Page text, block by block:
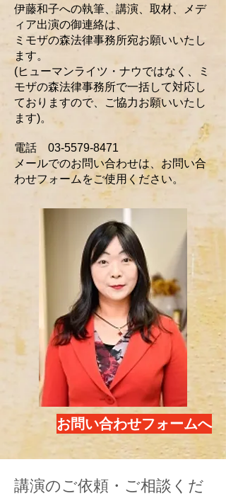
伊藤和子への執筆、講演、取材、メデ
ィア出演の御連絡は、
ミモザの森法律事務所宛お願いいたし
ます。
(ヒューマンライツ・ナウではなく、ミ
モザの森法律事務所で一括して対応し
ておりますので、ご協力お願いいたし
ます)。
電話 03-5579-8471
​メールでのお問い合わせは、お問い合
わせフォームをご使用ください。
お問い合わせフォームへ
​講演のご依頼・ご相談くだ